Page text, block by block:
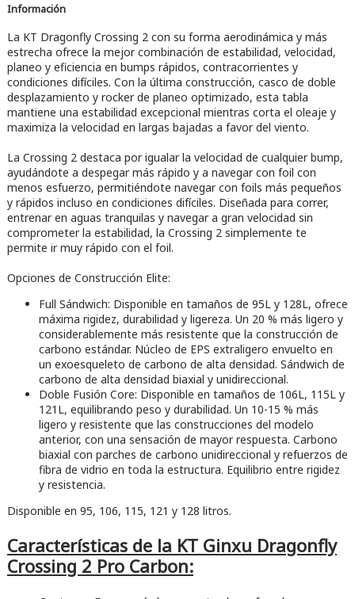
Información
La KT Dragonfly Crossing 2 con su forma aerodinámica y más
estrecha ofrece la mejor combinación de estabilidad, velocidad,
planeo y eficiencia en bumps rápidos, contracorrientes y
condiciones difíciles. Con la última construcción, casco de doble
desplazamiento y rocker de planeo optimizado, esta tabla
mantiene una estabilidad excepcional mientras corta el oleaje y
maximiza la velocidad en largas bajadas a favor del viento.
La Crossing 2 destaca por igualar la velocidad de cualquier bump,
ayudándote a despegar más rápido y a navegar con foil con
menos esfuerzo, permitiéndote navegar con foils más pequeños
y rápidos incluso en condiciones difíciles. Diseñada para correr,
entrenar en aguas tranquilas y navegar a gran velocidad sin
comprometer la estabilidad, la Crossing 2 simplemente te
permite ir muy rápido con el foil.
Opciones de Construcción Elite:
Full Sándwich: Disponible en tamaños de 95L y 128L, ofrece
máxima rigidez, durabilidad y ligereza. Un 20 % más ligero y
considerablemente más resistente que la construcción de
carbono estándar. Núcleo de EPS extraligero envuelto en
un exoesqueleto de carbono de alta densidad. Sándwich de
carbono de alta densidad biaxial y unidireccional.
Doble Fusión Core: Disponible en tamaños de 106L, 115L y
121L, equilibrando peso y durabilidad. Un 10-15 % más
ligero y resistente que las construcciones del modelo
anterior, con una sensación de mayor respuesta. Carbono
biaxial con parches de carbono unidireccional y refuerzos de
fibra de vidrio en toda la estructura. Equilibrio entre rigidez
y resistencia.
Disponible en 95, 106, 115, 121 y 128 litros.
Características de la KT Ginxu Dragonfly
Crossing 2 Pro Carbon: